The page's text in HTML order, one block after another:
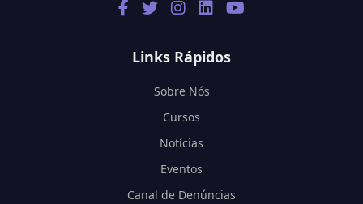
Links Rápidos
Sobre Nós
Cursos
Notícias
Eventos
Canal de Denúncias